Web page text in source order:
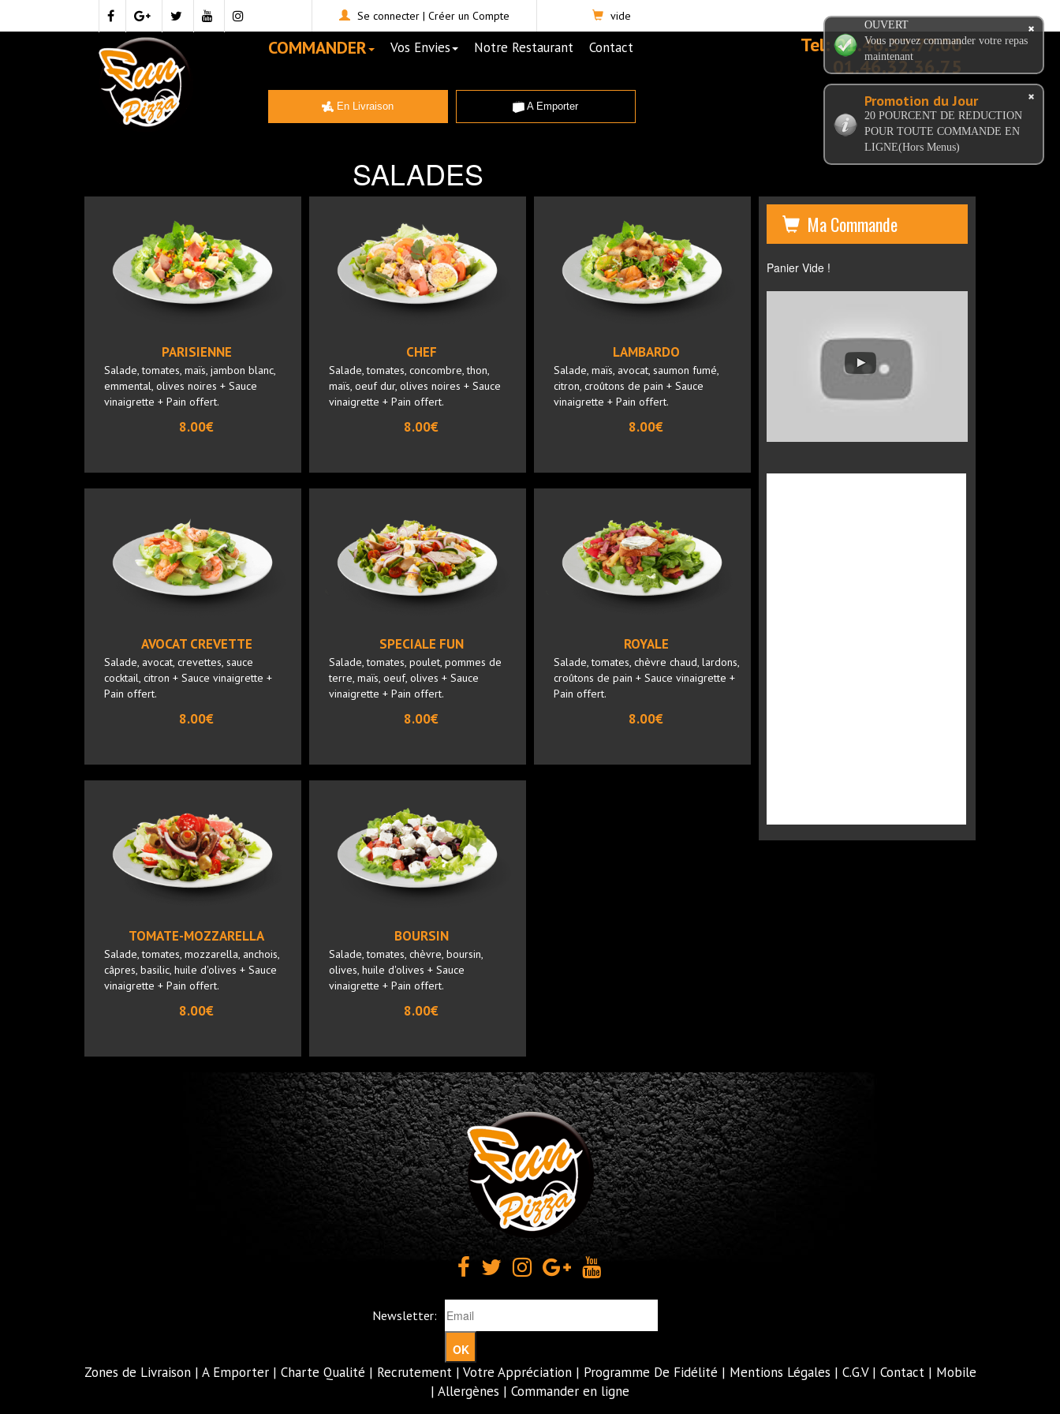
Se connecter| Créer un Compte vide
Tel:01.46.32.77.00
01.46.32.36.75
COMMANDER Vos Envies Notre Restaurant Contact
En Livraison A Emporter
SALADES
PARISIENNE
Salade, tomates, maïs, jambon blanc,
emmental, olives noires + Sauce
vinaigrette + Pain offert.
8.00€
CHEF
Salade, tomates, concombre, thon,
maïs, oeuf dur, olives noires + Sauce
vinaigrette + Pain offert.
8.00€
LAMBARDO
Salade, maïs, avocat, saumon fumé,
citron, croûtons de pain + Sauce
vinaigrette + Pain offert.
8.00€
AVOCAT CREVETTE
Salade, avocat, crevettes, sauce
cocktail, citron + Sauce vinaigrette +
Pain offert.
8.00€
SPECIALE FUN
Salade, tomates, poulet, pommes de
terre, maïs, oeuf, olives + Sauce
vinaigrette + Pain offert.
8.00€
ROYALE
Salade, tomates, chèvre chaud, lardons,
croûtons de pain + Sauce vinaigrette +
Pain offert.
8.00€
TOMATE-MOZZARELLA
Salade, tomates, mozzarella, anchois,
câpres, basilic, huile d'olives + Sauce
vinaigrette + Pain offert.
8.00€
BOURSIN
Salade, tomates, chèvre, boursin,
olives, huile d'olives + Sauce
vinaigrette + Pain offert.
8.00€
Ma Commande
Panier Vide !
Newsletter:
OK
Zones de Livraison| A Emporter| Charte Qualité | Recrutement| Votre Appréciation| Programme De Fidélité | Mentions Légales | C.G.V| Contact| Mobile
| Allergènes | Commander en ligne
OUVERT
Vous pouvez commander votre repas
maintenant
Promotion du Jour
20 POURCENT DE REDUCTION
POUR TOUTE COMMANDE EN
LIGNE(Hors Menus)